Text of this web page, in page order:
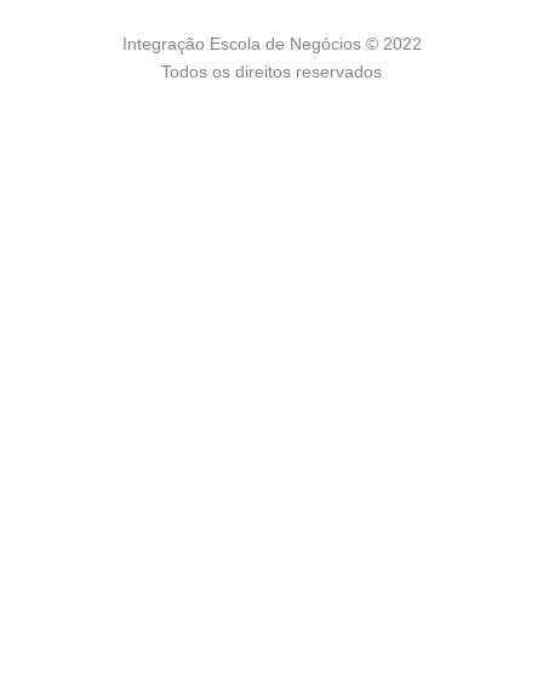
Integração Escola de Negócios © 2022
Todos os direitos reservados